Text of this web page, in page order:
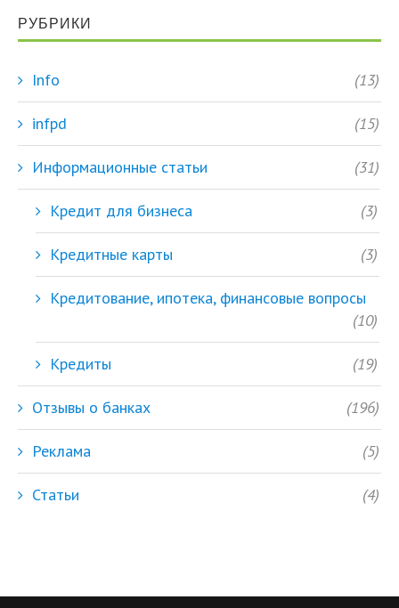
РУБРИКИ
Info (13)
infpd (15)
Информационные статьи (31)
Кредит для бизнеса (3)
Кредитные карты (3)
Кредитование, ипотека, финансовые вопросы
(10)
Кредиты (19)
Отзывы о банках (196)
Реклама (5)
Статьи (4)